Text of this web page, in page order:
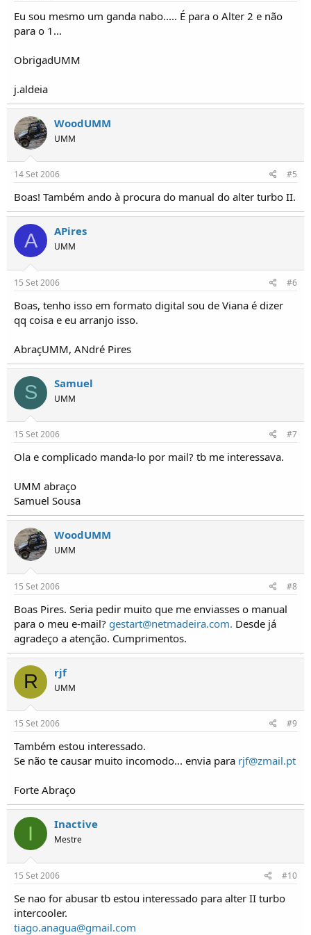
Eu sou mesmo um ganda nabo..... É para o Alter 2 e não
para o 1...
ObrigadUMM
j.aldeia
WoodUMM
UMM
14 Set 2006 #5
Boas! Também ando à procura do manual do alter turbo II.
A APires
UMM
15 Set 2006 #6
Boas, tenho isso em formato digital sou de Viana é dizer
qq coisa e eu arranjo isso.
AbraçUMM, ANdré Pires
S Samuel
UMM
15 Set 2006 #7
Ola e complicado manda-lo por mail? tb me interessava.
UMM abraço
Samuel Sousa
WoodUMM
UMM
15 Set 2006 #8
Boas Pires. Seria pedir muito que me enviasses o manual
para o meu e-mail? gestart@netmadeira.com. Desde já
agradeço a atenção. Cumprimentos.
R rjf
UMM
15 Set 2006 #9
Também estou interessado.
Se não te causar muito incomodo... envia para rjf@zmail.pt
Forte Abraço
I Inactive
Mestre
15 Set 2006 #10
Se nao for abusar tb estou interessado para alter II turbo
intercooler.
tiago.anagua@gmail.com